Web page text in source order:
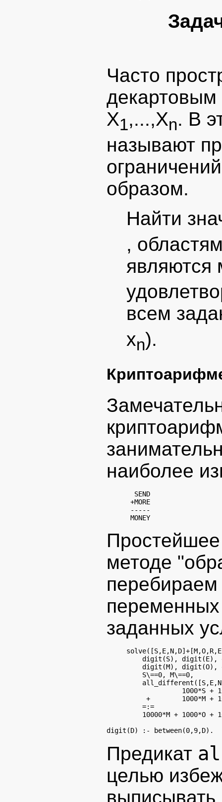
Часто
X1,...,Xn. В
называют
образом.
Найти
,
являются
всем
xn).
наиболее
  SEND
+MORE
-----
методе
заданных
digit(S), digit(E),
digit(M), digit(O),
    S\==0, M\==0,
1000*S +
+        1000*M +
    =:=
Предикат
целью